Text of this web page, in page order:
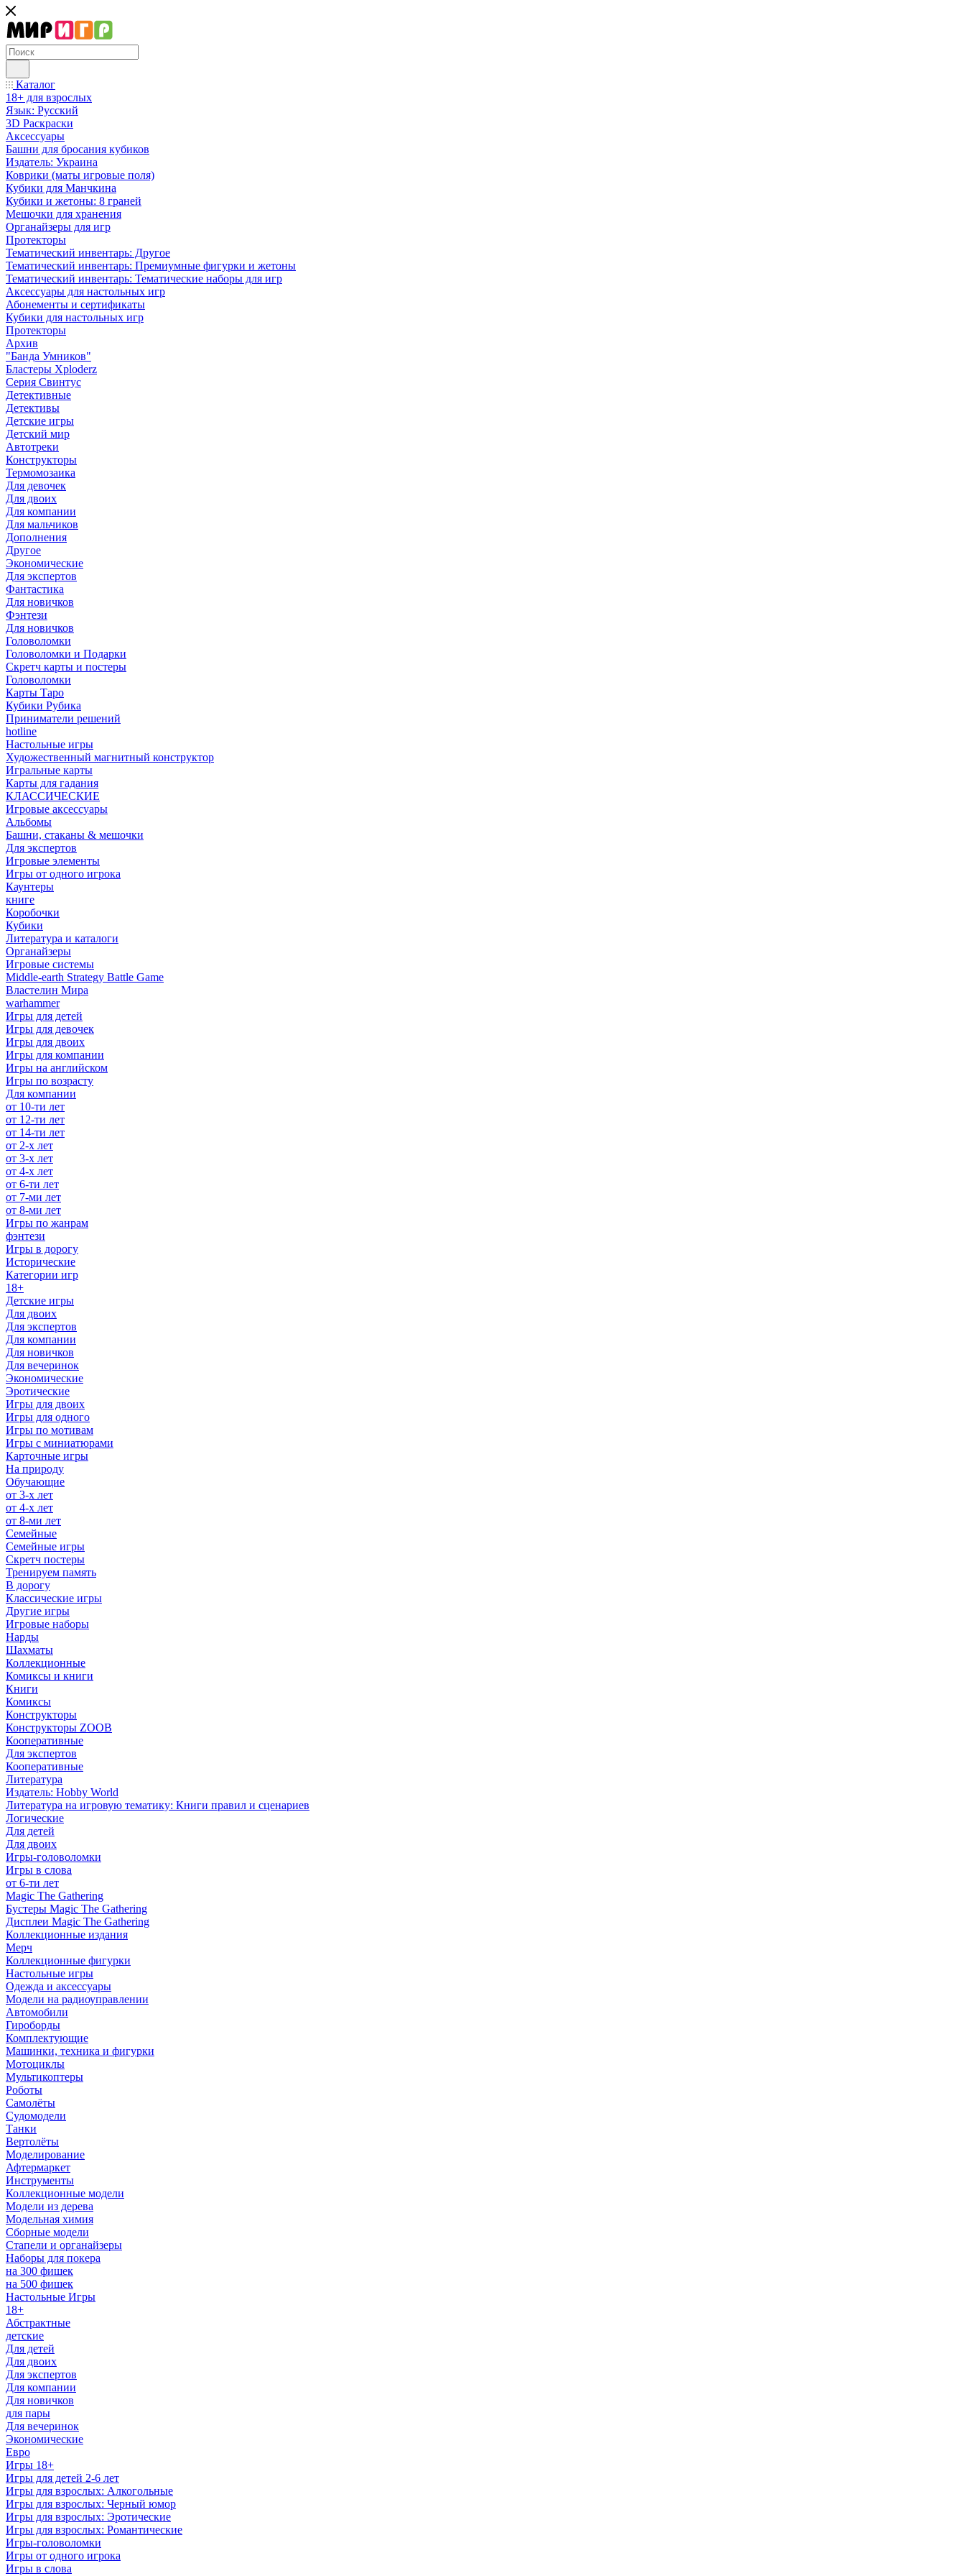
Каталог
18+ для взрослых
Язык: Русский
3D Раскраски
Аксессуары
Башни для бросания кубиков
Издатель: Украина
Коврики (маты игровые поля)
Кубики для Манчкина
Кубики и жетоны: 8 граней
Мешочки для хранения
Органайзеры для игр
Протекторы
Тематический инвентарь: Другое
Тематический инвентарь: Премиумные фигурки и жетоны
Тематический инвентарь: Тематические наборы для игр
Аксессуары для настольных игр
Абонементы и сертификаты
Кубики для настольных игр
Протекторы
Архив
"Банда Умников"
Бластеры Xploderz
Cерия Свинтус
Детективные
Детективы
Детские игры
Детский мир
Автотреки
Конструкторы
Термомозаика
Для девочек
Для двоих
Для компании
Для мальчиков
Дополнения
Другое
Экономические
Для экспертов
Фантастика
Для новичков
Фэнтези
Для новичков
Головоломки
Головоломки и Подарки
Cкретч карты и постеры
Головоломки
Карты Таро
Кубики Рубика
Приниматели решений
hotline
Настольные игры
Художественный магнитный конструктор
Игральные карты
Карты для гадания
КЛАССИЧЕСКИЕ
Игровые аксессуары
Альбомы
Башни, стаканы & мешочки
Для экспертов
Игровые элементы
Игры от одного игрока
Каунтеры
книге
Коробочки
Кубики
Литература и каталоги
Органайзеры
Игровые системы
Middle-earth Strategy Battle Game
Властелин Мира
warhammer
Игры для детей
Игры для девочек
Игры для двоих
Игры для компании
Игры на английском
Игры по возрасту
Для компании
от 10-ти лет
от 12-ти лет
от 14-ти лет
от 2-х лет
от 3-х лет
от 4-х лет
от 6-ти лет
от 7-ми лет
от 8-ми лет
Игры по жанрам
фэнтези
Игры в дорогу
Исторические
Категории игр
18+
Детские игры
Для двоих
Для экспертов
Для компании
Для новичков
Для вечеринок
Экономические
Эротические
Игры для двоих
Игры для одного
Игры по мотивам
Игры с миниатюрами
Карточные игры
На природу
Обучающие
от 3-х лет
от 4-х лет
от 8-ми лет
Семейные
Семейные игры
Скретч постеры
Тренируем память
В дорогу
Классические игры
Другие игры
Игровые наборы
Нарды
Шахматы
Коллекционные
Комиксы и книги
Книги
Комиксы
Конструкторы
Конструкторы ZOOB
Кооперативные
Для экспертов
Кооперативные
Литература
Издатель: Hobby World
Литература на игровую тематику: Книги правил и сценариев
Логические
Для детей
Для двоих
Игры-головоломки
Игры в слова
от 6-ти лет
Magic The Gathering
Бустеры Magic The Gathering
Дисплеи Magic The Gathering
Коллекционные издания
Мерч
Коллекционные фигурки
Настольные игры
Одежда и аксессуары
Модели на радиоуправлении
Автомобили
Гироборды
Комплектующие
Машинки, техника и фигурки
Мотоциклы
Мультикоптеры
Роботы
Самолёты
Судомодели
Танки
Вертолёты
Моделирование
Афтермаркет
Инструменты
Коллекционные модели
Модели из дерева
Модельная химия
Сборные модели
Стапели и органайзеры
Наборы для покера
на 300 фишек
на 500 фишек
Настольные Игры
18+
Абстрактные
детские
Для детей
Для двоих
Для экспертов
Для компании
Для новичков
для пары
Для вечеринок
Экономические
Евро
Игры 18+
Игры для детей 2-6 лет
Игры для взрослых: Алкогольные
Игры для взрослых: Черный юмор
Игры для взрослых: Эротические
Игры для взрослых: Романтические
Игры-головоломки
Игры от одного игрока
Игры в слова